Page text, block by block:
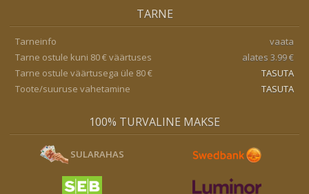
TARNE
Tarneinfo
vaata
Tarne ostule kuni 80 € väärtuses
alates 3.99 €
Tarne ostule väärtusega üle 80 €
TASUTA
Toote/suuruse vahetamine
TASUTA
100% TURVALINE MAKSE
SULARAHAS